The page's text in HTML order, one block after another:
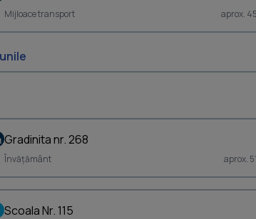
Mijloace transport aprox.
Gradinita nr. 268
Învățământ aprox.
Scoala Nr. 115